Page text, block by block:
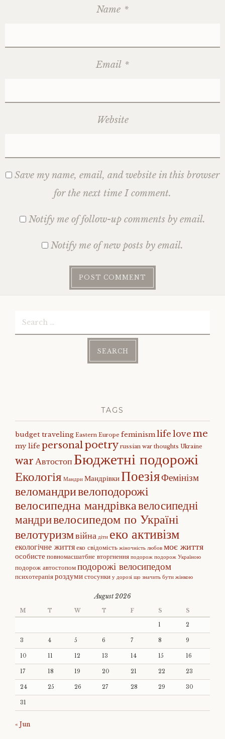
Name *
Email *
Website
Save my name, email, and website in this browser
for the next time I comment.
Notify me of follow-up comments by email.
Notify me of new posts by email.
TAGS
budget traveling Eastern Europe feminismlife love me
my life personalpoetry russian war thoughts Ukraine
warАвтостопБюджетні подорожі
Екологія Мандри МандрівкиПоезіяФемінізм
веломандривелоподорожі
велосипедна мандрівкавелосипедні
мандривелосипедом по Україні
велотуризмвійна діти еко активізм
екологічне життяеко свідомість жіночність любов моє життя
особисте повномасшатбне вторгнення подорож подорож Україною
подорож автостопомподорожі велосипедом
психотерапіяроздумистосунки у дорозі що значить бути жінкою
August 2026
M T W T F S S
1 2
3 4 5 6 7 8 9
10 11 12 13 14 15 16
17 18 19 20 21 22 23
24 25 26 27 28 29 30
31
« Jun